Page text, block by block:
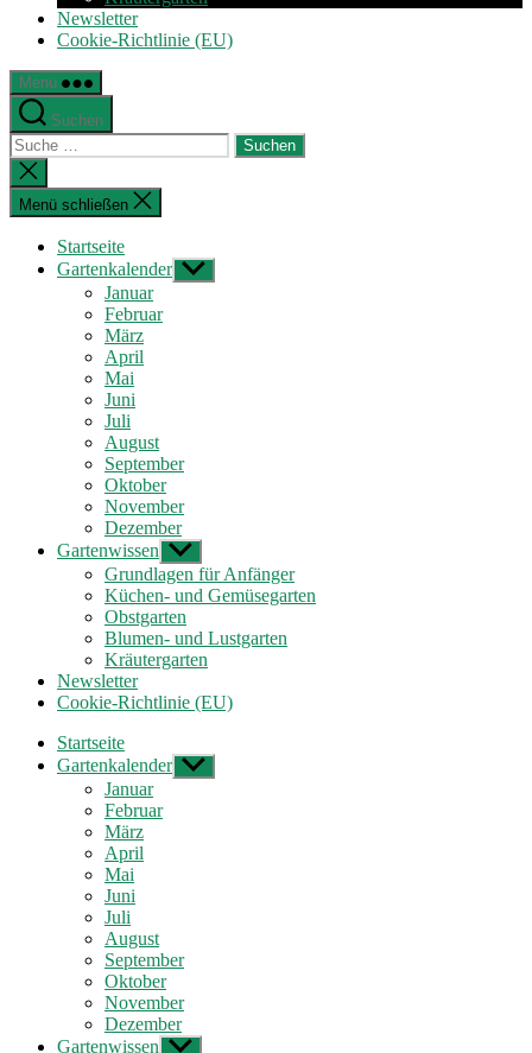
Newsletter
Cookie-Richtlinie (EU)
Menü
Suchen
Suche
nach:
Suche
schließen
Menü schließen
Startseite
Gartenkalender Untermenü
anzeigen
Januar
Februar
März
April
Mai
Juni
Juli
August
September
Oktober
November
Dezember
Gartenwissen Untermenü
anzeigen
Grundlagen für Anfänger
Küchen- und Gemüsegarten
Obstgarten
Blumen- und Lustgarten
Kräutergarten
Newsletter
Cookie-Richtlinie (EU)
Startseite
Gartenkalender Untermenü
anzeigen
Januar
Februar
März
April
Mai
Juni
Juli
August
September
Oktober
November
Dezember
Gartenwissen Untermenü